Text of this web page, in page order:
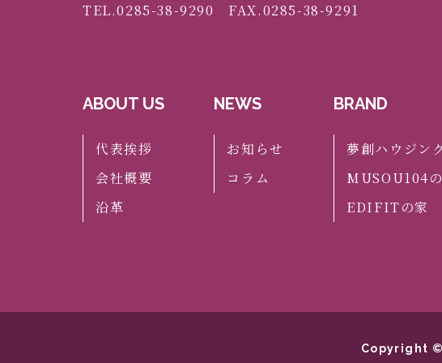
TEL.0285-38-9290 FAX.0285-38-9291
ABOUT US
代表挨拶
会社概要
沿革
NEWS
お知らせ
コラム
BRAND
夢創ハウジン
MUSOU104
EDIFITの家
Copyright